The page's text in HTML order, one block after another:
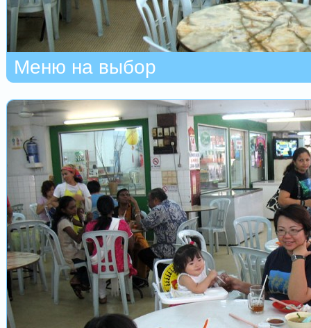
Меню на выбор